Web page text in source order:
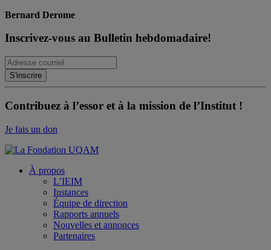
Bernard Derome
Inscrivez-vous au Bulletin hebdomadaire!
Contribuez à l’essor et à la mission de l’Institut !
Je fais un don
À propos
L’IEIM
Instances
Équipe de direction
Rapports annuels
Nouvelles et annonces
Partenaires